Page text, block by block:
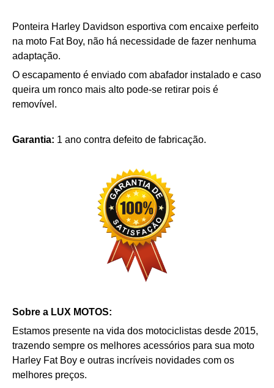
Ponteira Harley Davidson esportiva com encaixe perfeito
na moto Fat Boy, não há necessidade de fazer nenhuma
adaptação.
O escapamento é enviado com abafador instalado e caso
queira um ronco mais alto pode-se retirar pois é
removível.
Garantia: 1 ano contra defeito de fabricação.
Sobre a LUX MOTOS:
Estamos presente na vida dos motociclistas desde 2015,
trazendo sempre os melhores acessórios para sua moto
Harley Fat Boy e outras incríveis novidades com os
melhores preços.